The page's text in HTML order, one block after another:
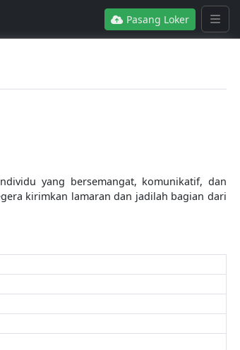
Pasang Loker
yang bersemangat, komunikatif, dan
kirimkan lamaran dan jadilah bagian dari